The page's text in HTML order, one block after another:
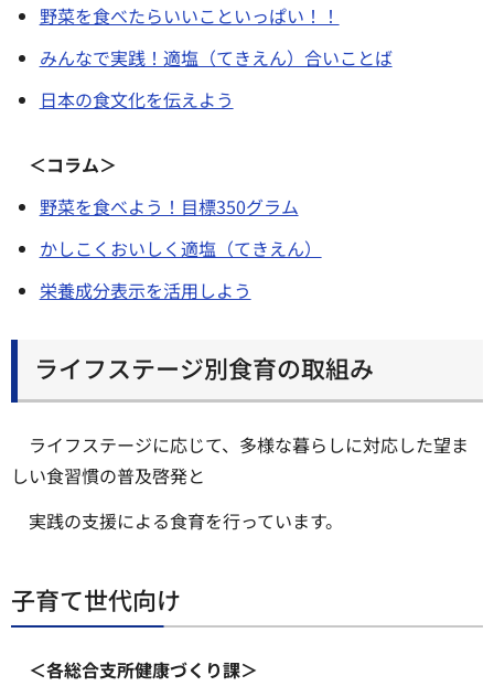
野菜を食べたらいいこといっぱい！！
みんなで実践！適塩（てきえん）合いことば
日本の食文化を伝えよう
＜コラム＞
野菜を食べよう！目標350グラム
かしこくおいしく適塩（てきえん）
栄養成分表示を活用しよう
ライフステージ別食育の取組み
ライフステージに応じて、多様な暮らしに対応した望ま
しい食習慣の普及啓発と
実践の支援による食育を行っています。
子育て世代向け
＜各総合支所健康づくり課＞